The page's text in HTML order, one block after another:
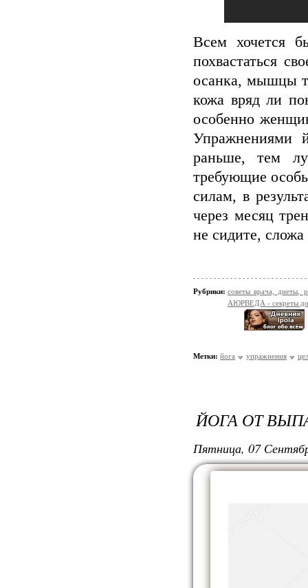
Всем хочется
похвастаться
осанка, мышцы
кожа вряд ли
особенно
Упражнениями
раньше, тем
требующие
силам, в
через месяц
не сидите,
Рубрики: советы врача,
АЮРВЕДА - секреты
Метки: йога упражнения
ЙОГА ОТ
Пятница, 07